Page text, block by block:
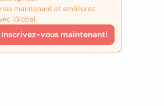
maintenant et améliorez
iGlobal.
Inscrivez-vous maintenant!